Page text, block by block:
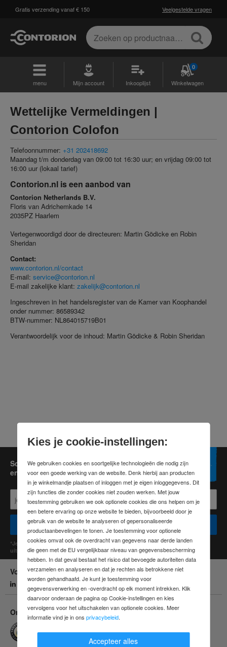
Gratis verzending vanaf € 150 Veelgestelde vragen
menu Mijn account Inkooplijst
0
Winkelwagen
Wettelijke Vermeldingen |
Contorion Colofon
Telefoonnummer: +31 202418692
Maandag t/m donderdag van 09:00 tot 16:30 uur; en vrijdag 09:00 tot
16:00 uur (lokaal tarief)
Contorion.nl is een aanbod van
Contorion Netherlands B.V.
Floris van Adrichemkade 14
2035PZ Haarlem
Vertegenwoordigd door de directeuren: Martin Gödicke en Robin
Sheridan
Contact:
www.contorion.nl/contact
E-mail: service@contorion.nl
E-mail zakelijke klant: zakelijk@contorion.nl
Ingeschreven in het handelsregister van de Kamer van Koophandel
onder nummer: 86589342
BTW-nummer: NL864015719B01
Verantwoordelijk voor de inhoud: Martin Gödicke & Robin Sheridan
Schrijf je gratis in voor de Contorion-nieuwsbrief
en ontvang een waardebon van € 15,-
Voor zakelijke klanten Voor particuliere klanten
*Je gegevens worden vertrouwelijk behandeld en je kunt je op elk moment
uitschrijven. Minimale bestelwaarde: € 100,-
Volg ons
Linkedin
Onze voordelen
Kies je cookie-instellingen:
We gebruiken cookies en soortgelijke technologieën die nodig zijn
voor een goede werking van de website. Denk hierbij aan producten
in je winkelmandje plaatsen of inloggen met je eigen inloggegevens. Dit
zijn functies die zonder cookies niet zouden werken. Met jouw
toestemming gebruiken we ook optionele cookies die ons helpen om je
een betere ervaring op onze website te bieden, bijvoorbeeld door je
gebruik van de website te analyseren of gepersonaliseerde
productaanbevelingen te tonen. Je toestemming voor optionele
cookies omvat ook de overdracht van gegevens naar derde landen
die geen met de EU vergelijkbaar niveau van gegevensbescherming
hebben. In dat geval bestaat het risico dat bevoegde autoriteiten data
verzamelen en analyseren en dat je rechten als betrokkene niet
worden gehandhaafd. Je kunt je toestemming voor
gegevensverwerking en -overdracht op elk moment intrekken. Klik
daarvoor onderaan de pagina op Cookie-instellingen en kies
vervolgens voor het uitschakelen van optionele cookies. Meer
informatie vind je in ons privacybeleid.
Accepteer alles